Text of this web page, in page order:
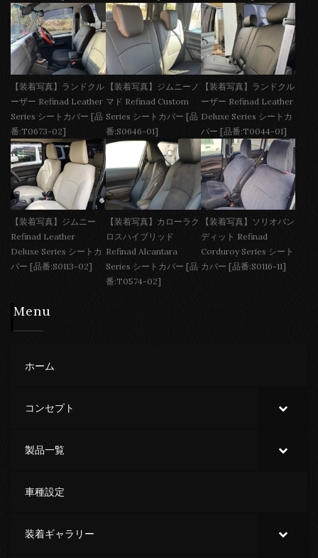
【装着写真】ランドクル
ーザー Refinad Leather
Series シートカバー [品
番:T0673-02]
【装着写真】ジムニーノ
マド Refinad Custom
Series シートカバー [品
番:S0646-01]
【装着写真】ランドクル
ーザー Refinad Leather
Deluxe Series シートカ
バー [品番:T0044-01]
【装着写真】ジムニー
Refinad Leather
Deluxe Series シートカ
バー [品番:S0113-02]
【装着写真】カローラク
ロスハイブリッド
Refinad Alcantara
Series シートカバー [品
番:T0574-02]
【装着写真】ソリオバン
ディット Refinad
Corduroy Series シート
カバー [品番:S0116-11]
Menu
ホーム
コンセプト
製品一覧
車種設定
装着ギャラリー